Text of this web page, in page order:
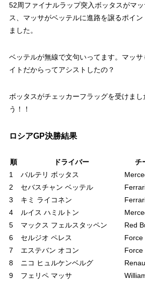
52周ファイナルラップ突入ボッタスがマ
ス、マッサがベッテルに進路を譲るポイ
ました。
ベッテルが無線で文句いってます。マッ
イトだからってアシストしたの？
ボッタスがチェッカーフラッグを受けまし
う！！
ロシアGP決勝結果
順 ドライバー チ
1
バルテリ ボッタス
2
セバスチャン ベッテル
3
キミ ライコネン
4
ルイス ハミルトン
5
マックス フェルスタッペン Red
6
セルジオ ペレス Force
7
エステバン オコン Force
8
ニコ ヒュルケンベルグ
9
フェリペ マッサ